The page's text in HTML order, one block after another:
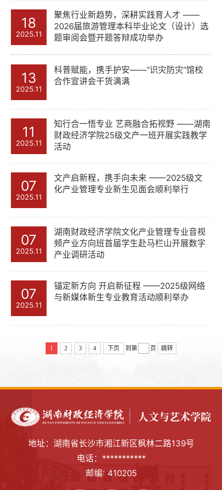
18
2025.11
聚焦行业新趋势，深耕实践育人才 ——
2026届旅游管理本科毕业论文（设计）选
题审阅会暨开题答辩成功举办
13
2025.11
科普赋能，携手护安——“识灾防灾”馆校
合作宣讲会干货满满
11
2025.11
知行合一悟专业 艺商融合拓视野 ——湖南
财政经济学院25级文产一班开展实践教学
活动
07
2025.11
文产启新程，携手向未来 ——2025级文
化产业管理专业新生见面会顺利举行
07
2025.11
湖南财政经济学院文化产业管理专业音视
频产业方向班首届学生赴马栏山开展数字
产业调研活动
07
2025.11
锚定新方向 开启新征程 ——2025级网络
与新媒体新生专业教育活动顺利举办
1 2 3 4 下页 到第 页 跳转
地址：湖南省长沙市湘江新区枫林二路139号
电话：***********
邮编: 410205